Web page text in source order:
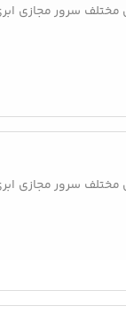
سرور مجازی
سرور مجازی